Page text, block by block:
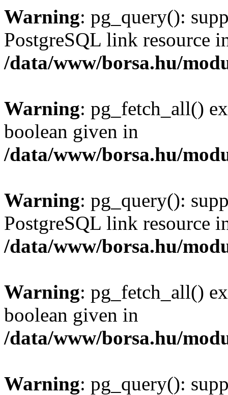
Warning: pg_query():
PostgreSQL link resource
/data/www/borsa.hu/
Warning: pg_fetch_all()
boolean given in
/data/www/borsa.hu/
Warning: pg_query():
PostgreSQL link resource
/data/www/borsa.hu/
Warning: pg_fetch_all()
boolean given in
/data/www/borsa.hu/
Warning: pg_query():